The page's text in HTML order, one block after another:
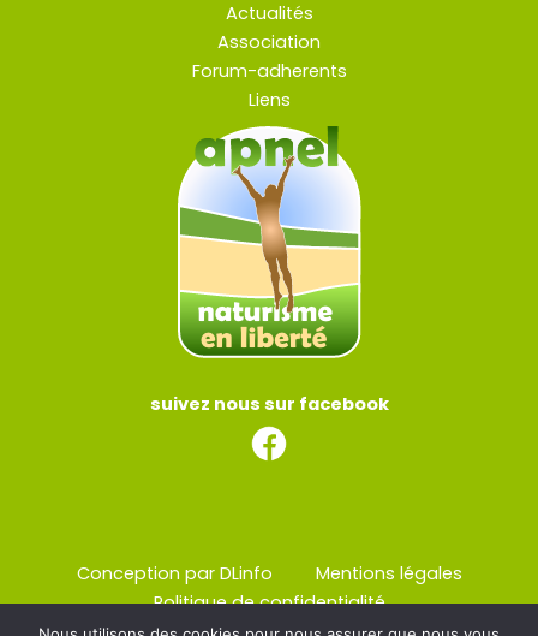
Actualités
Association
Forum-adherents
Liens
suivez nous sur facebook
Conception par DLinfo
Mentions légales
Politique de confidentialité